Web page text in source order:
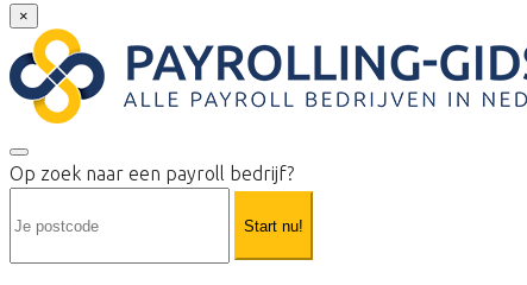
×
Op zoek naar een payroll bedrijf?
Start nu!